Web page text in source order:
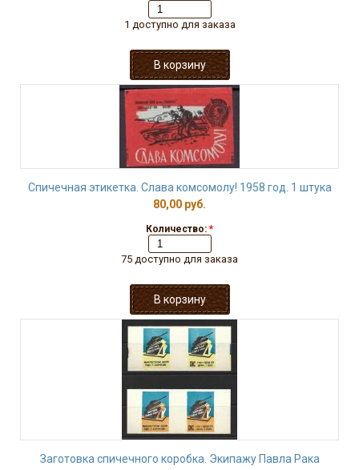
1 доступно для заказа
Спичечная этикетка. Слава комсомолу! 1958 год. 1 штука
80,00 руб.
Количество: *
75 доступно для заказа
Заготовка спичечного коробка. Экипажу Павла Рака